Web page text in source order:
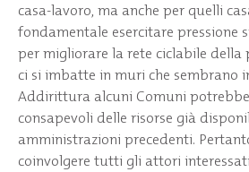
casa-lavoro, ma anche per quelli
fondamentale esercitare pressione
per migliorare la rete ciclabile della
ci si imbatte in muri che sembrano
Addirittura alcuni Comuni
consapevoli delle risorse già
amministrazioni precedenti.
coinvolgere tutti gli attori